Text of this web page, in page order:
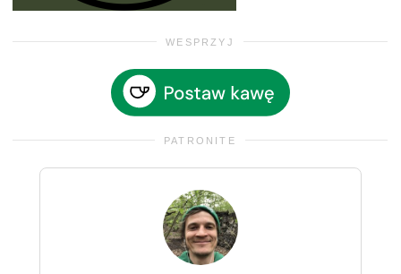
WESPRZYJ
PATRONITE